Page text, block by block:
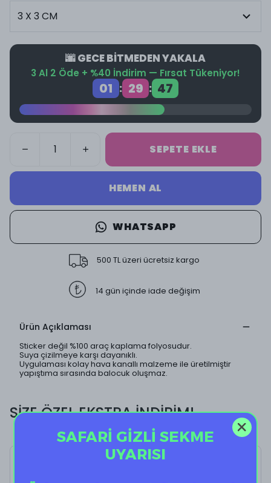
🌆 GECE BİTMEDEN YAKALA
3 Al 2 Öde + %40 İndirim — Fırsat Tükeniyor!
01 : 29 : 47
SEPETE EKLE
HEMEN AL
WHATSAPP
500 TL üzeri ücretsiz kargo
14 gün içinde iade değişim
Ürün Açıklaması
Sticker değil %100 araç kaplama folyosudur.
Suya çizilmeye karşı dayanıklı.
Uygulaması kolay hava kanallı malzeme ile üretilmiştir
yapıştıma sırasında balocuk oluşmaz.
SİZE ÖZEL EKSTRA İNDİRİM!
SAFARİ GİZLİ SEKME
UYARISI